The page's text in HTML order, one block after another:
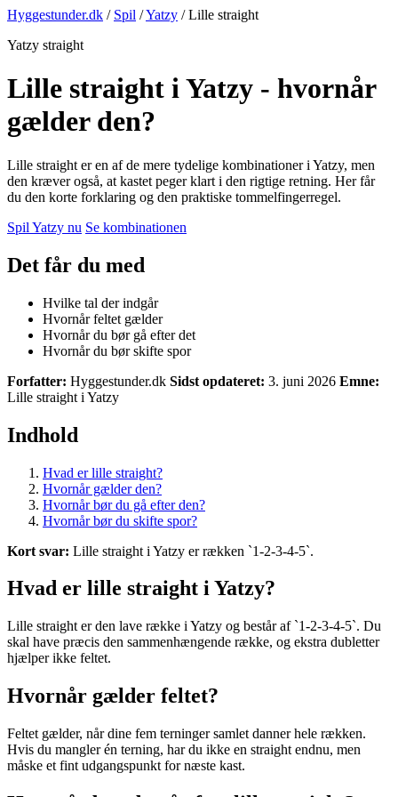
Hyggestunder.dk / Spil /Yatzy / Lille straight
Yatzy straight
Lille straight i Yatzy - hvornår
gælder den?
Lille straight er en af de mere tydelige kombinationer i Yatzy, men
den kræver også, at kastet peger klart i den rigtige retning. Her får
du den korte forklaring og den praktiske tommelfingerregel.
Spil Yatzy nu Se kombinationen
Det får du med
Hvilke tal der indgår
Hvornår feltet gælder
Hvornår du bør gå efter det
Hvornår du bør skifte spor
Forfatter: Hyggestunder.dk Sidst opdateret: 3. juni 2026 Emne:
Lille straight i Yatzy
Indhold
Hvad er lille straight?
Hvornår gælder den?
Hvornår bør du gå efter den?
Hvornår bør du skifte spor?
Kort svar: Lille straight i Yatzy er rækken `1-2-3-4-5`.
Hvad er lille straight i Yatzy?
Lille straight er den lave række i Yatzy og består af `1-2-3-4-5`. Du
skal have præcis den sammenhængende række, og ekstra dubletter
hjælper ikke feltet.
Hvornår gælder feltet?
Feltet gælder, når dine fem terninger samlet danner hele rækken.
Hvis du mangler én terning, har du ikke en straight endnu, men
måske et fint udgangspunkt for næste kast.